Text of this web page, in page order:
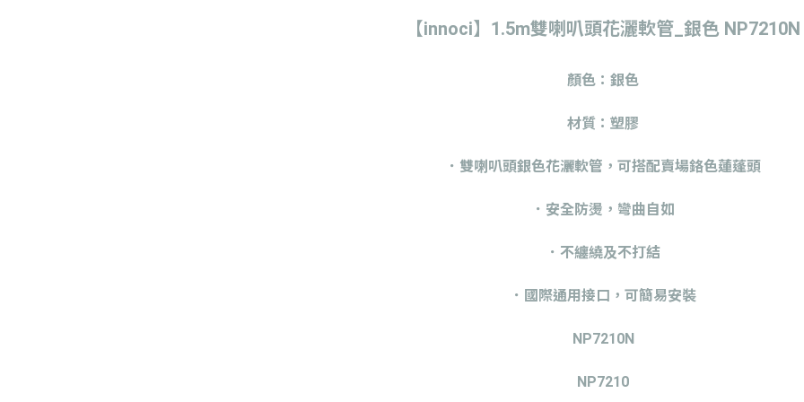
【innoci】1.5m雙喇叭頭花灑軟管_銀色 NP7210N
顏色：銀色
材質：塑膠
．雙喇叭頭銀色花灑軟管，可搭配賣場鉻色蓮蓬頭
．安全防燙，彎曲自如
．不纏繞及不打結
．國際通用接口，可簡易安裝
NP7210N
NP7210